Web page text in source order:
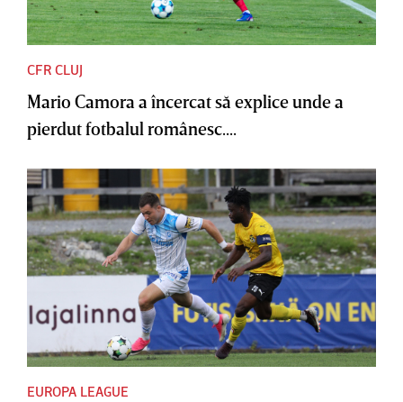
CFR CLUJ
Mario Camora a încercat să explice unde a
pierdut fotbalul românesc....
EUROPA LEAGUE